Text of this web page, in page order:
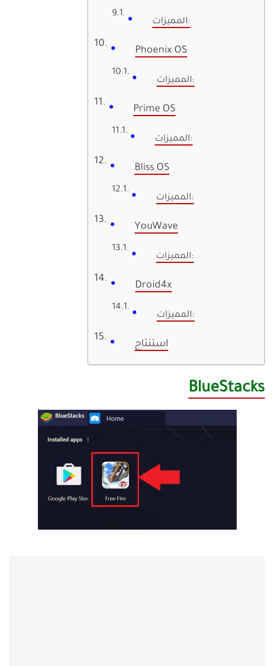
المميزات:
Phoenix OS
المميزات:
Prime OS
المميزات:
Bliss OS
المميزات:
YouWave
المميزات:
Droid4x
المميزات:
استنتاج
BlueStacks